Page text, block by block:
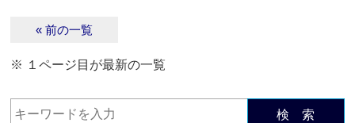
« 前の一覧
※ １ページ目が最新の一覧
検 索